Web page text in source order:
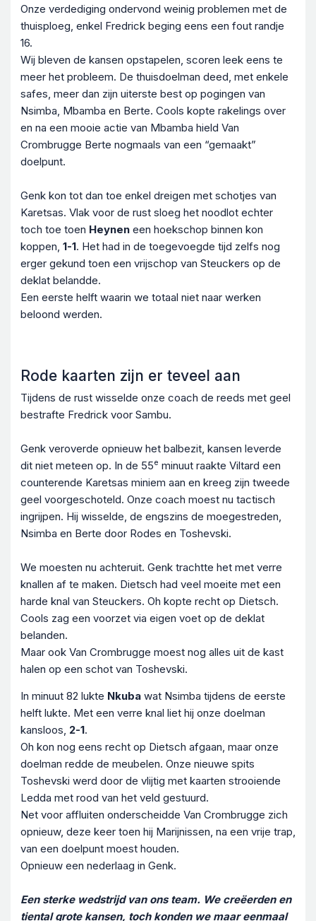
Onze verdediging ondervond weinig problemen met de
thuisploeg, enkel Fredrick beging eens een fout randje
16.
Wij bleven de kansen opstapelen, scoren leek eens te
meer het probleem. De thuisdoelman deed, met enkele
safes, meer dan zijn uiterste best op pogingen van
Nsimba, Mbamba en Berte. Cools kopte rakelings over
en na een mooie actie van Mbamba hield Van
Crombrugge Berte nogmaals van een “gemaakt”
doelpunt.
Genk kon tot dan toe enkel dreigen met schotjes van
Karetsas. Vlak voor de rust sloeg het noodlot echter
toch toe toen Heynen een hoekschop binnen kon
koppen, 1-1. Het had in de toegevoegde tijd zelfs nog
erger gekund toen een vrijschop van Steuckers op de
deklat belandde.
Een eerste helft waarin we totaal niet naar werken
beloond werden.
Rode kaarten zijn er teveel aan
Tijdens de rust wisselde onze coach de reeds met geel
bestrafte Fredrick voor Sambu.
Genk veroverde opnieuw het balbezit, kansen leverde
dit niet meteen op. In de 55e minuut raakte Viltard een
counterende Karetsas miniem aan en kreeg zijn tweede
geel voorgeschoteld. Onze coach moest nu tactisch
ingrijpen. Hij wisselde, de engszins de moegestreden,
Nsimba en Berte door Rodes en Toshevski.
We moesten nu achteruit. Genk trachtte het met verre
knallen af te maken. Dietsch had veel moeite met een
harde knal van Steuckers. Oh kopte recht op Dietsch.
Cools zag een voorzet via eigen voet op de deklat
belanden.
Maar ook Van Crombrugge moest nog alles uit de kast
halen op een schot van Toshevski.
In minuut 82 lukte Nkuba wat Nsimba tijdens de eerste
helft lukte. Met een verre knal liet hij onze doelman
kansloos, 2-1.
Oh kon nog eens recht op Dietsch afgaan, maar onze
doelman redde de meubelen. Onze nieuwe spits
Toshevski werd door de vlijtig met kaarten strooiende
Ledda met rood van het veld gestuurd.
Net voor affluiten onderscheidde Van Crombrugge zich
opnieuw, deze keer toen hij Marijnissen, na een vrije trap,
van een doelpunt moest houden.
Opnieuw een nederlaag in Genk.
Een sterke wedstrijd van ons team. We creëerden en
tiental grote kansen, toch konden we maar eenmaal